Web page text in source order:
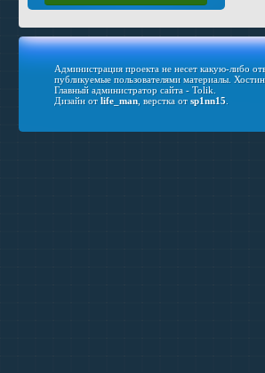
Администрация проекта не несет какую-либо
публикуемые пользователями материалы.
Главный администратор сайта - Tolik.
Дизайн отlife_man, верстка отsp1nn15.